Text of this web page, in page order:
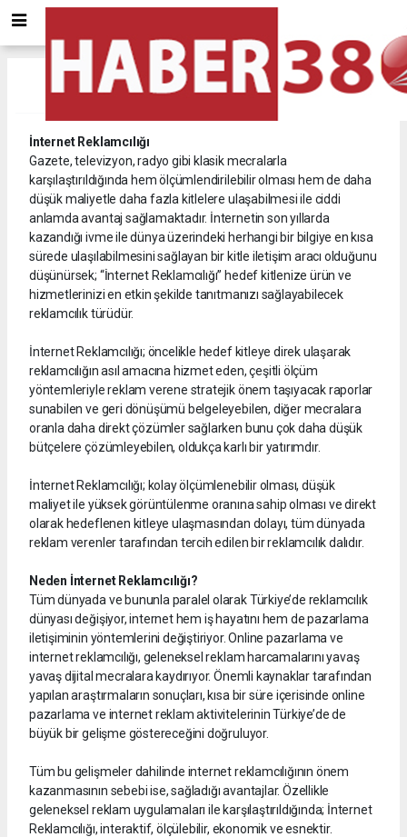
Reklam Ver
İnternet Reklamcılığı
Gazete, televizyon, radyo gibi klasik mecralarla
karşılaştırıldığında hem ölçümlendirilebilir olması hem de daha
düşük maliyetle daha fazla kitlelere ulaşabilmesi ile ciddi
anlamda avantaj sağlamaktadır. İnternetin son yıllarda
kazandığı ivme ile dünya üzerindeki herhangi bir bilgiye en kısa
sürede ulaşılabilmesini sağlayan bir kitle iletişim aracı olduğunu
düşünürsek; “İnternet Reklamcılığı” hedef kitlenize ürün ve
hizmetlerinizi en etkin şekilde tanıtmanızı sağlayabilecek
reklamcılık türüdür.
İnternet Reklamcılığı; öncelikle hedef kitleye direk ulaşarak
reklamcılığın asıl amacına hizmet eden, çeşitli ölçüm
yöntemleriyle reklam verene stratejik önem taşıyacak raporlar
sunabilen ve geri dönüşümü belgeleyebilen, diğer mecralara
oranla daha direkt çözümler sağlarken bunu çok daha düşük
bütçelere çözümleyebilen, oldukça karlı bir yatırımdır.
İnternet Reklamcılığı; kolay ölçümlenebilir olması, düşük
maliyet ile yüksek görüntülenme oranına sahip olması ve direkt
olarak hedeflenen kitleye ulaşmasından dolayı, tüm dünyada
reklam verenler tarafından tercih edilen bir reklamcılık dalıdır.
Neden İnternet Reklamcılığı?
Tüm dünyada ve bununla paralel olarak Türkiye’de reklamcılık
dünyası değişiyor, internet hem iş hayatını hem de pazarlama
iletişiminin yöntemlerini değiştiriyor. Online pazarlama ve
internet reklamcılığı, geleneksel reklam harcamalarını yavaş
yavaş dijital mecralara kaydırıyor. Önemli kaynaklar tarafından
yapılan araştırmaların sonuçları, kısa bir süre içerisinde online
pazarlama ve internet reklam aktivitelerinin Türkiye’de de
büyük bir gelişme göstereceğini doğruluyor.
Tüm bu gelişmeler dahilinde internet reklamcılığının önem
kazanmasının sebebi ise, sağladığı avantajlar. Özellikle
geleneksel reklam uygulamaları ile karşılaştırıldığında; İnternet
Reklamcılığı, interaktif, ölçülebilir, ekonomik ve esnektir.